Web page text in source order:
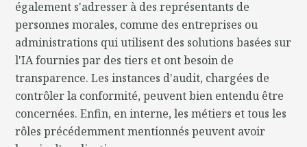
également s'adresser à des représentants de
personnes morales, comme des entreprises ou
administrations qui utilisent des solutions basées sur
l'IA fournies par des tiers et ont besoin de
transparence. Les instances d'audit, chargées de
contrôler la conformité, peuvent bien entendu être
concernées. Enfin, en interne, les métiers et tous les
rôles précédemment mentionnés peuvent avoir